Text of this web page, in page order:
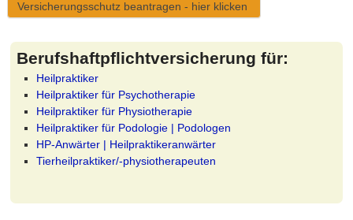
A
Berufshaftpflichtversicherung für:
Heilpraktiker
Heilpraktiker für Psychotherapie
Heilpraktiker für Physiotherapie
Heilpraktiker für Podologie | Podologen
HP-Anwärter | Heilpraktikeranwärter
Tierheilpraktiker/-physiotherapeuten